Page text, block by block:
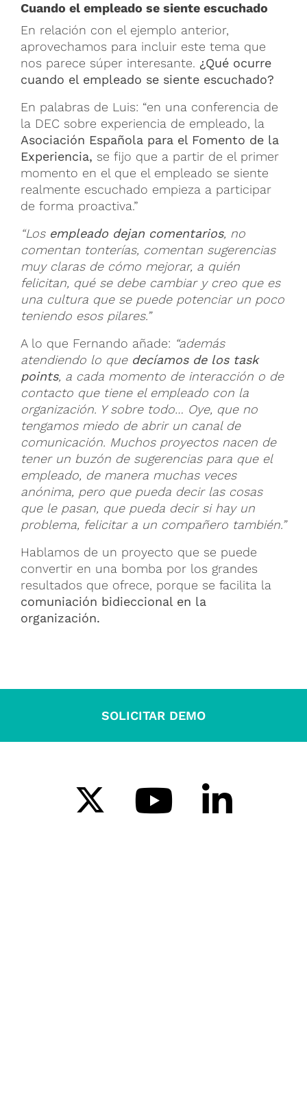
Cuando el empleado se siente escuchado
En relación con el ejemplo anterior,
aprovechamos para incluir este tema que
nos parece súper interesante. ¿Qué ocurre
cuando el empleado se siente escuchado?
En palabras de Luis: “en una conferencia de
la DEC sobre experiencia de empleado, la
Asociación Española para el Fomento de la
Experiencia, se fijo que a partir de el primer
momento en el que el empleado se siente
realmente escuchado empieza a participar
de forma proactiva.”
“Losempleado dejan comentarios, no
comentan tonterías, comentan sugerencias
muy claras de cómo mejorar, a quién
felicitan, qué se debe cambiar y creo que es
una cultura que se puede potenciar un poco
teniendo esos pilares.”
A lo que Fernando añade: “además
atendiendo lo que decíamos de los task
points, a cada momento de interacción o de
contacto que tiene el empleado con la
organización. Y sobre todo… Oye, que no
tengamos miedo de abrir un canal de
comunicación. Muchos proyectos nacen de
tener un buzón de sugerencias para que el
empleado, de manera muchas veces
anónima, pero que pueda decir las cosas
que le pasan, que pueda decir si hay un
problema, felicitar a un compañero también.”
Hablamos de un proyecto que se puede
convertir en una bomba por los grandes
resultados que ofrece, porque se facilita la
comuniación bidieccional en la
organización.
SOLICITAR DEMO